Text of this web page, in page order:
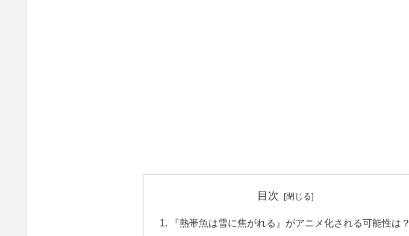
目次
『熱帯魚は雪に焦がれる』がアニメ化される可能性は？